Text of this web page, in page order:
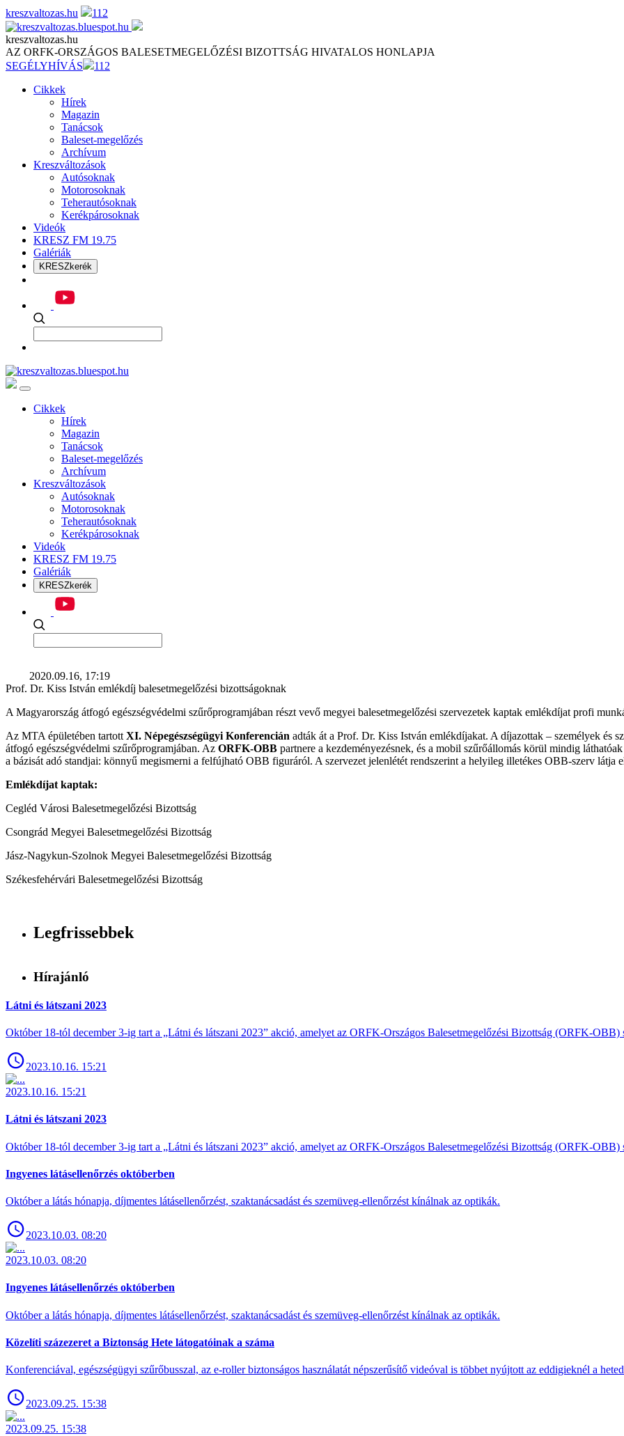
Skip
to
content
kreszvaltozas.hu 112
kreszvaltozas.hu
AZ ORFK-ORSZÁGOS BALESETMEGELŐZÉSI BIZOTTSÁG HIVATALOS HONLAPJA
SEGÉLYHÍVÁS
112
Cikkek
Hírek
Magazin
Tanácsok
Baleset-megelőzés
Archívum
Kreszváltozások
Autósoknak
Motorosoknak
Teherautósoknak
Kerékpárosoknak
Videók
KRESZ FM 19.75
Galériák
KRESZkerék
Cikkek
Hírek
Magazin
Tanácsok
Baleset-megelőzés
Archívum
Kreszváltozások
Autósoknak
Motorosoknak
Teherautósoknak
Kerékpárosoknak
Videók
KRESZ FM 19.75
Galériák
KRESZkerék
2020.09.16, 17:19
Prof. Dr. Kiss István emlékdíj balesetmegelőzési bizottságoknak
A Magyarország átfogó egészségvédelmi szűrőprogramjában részt vevő megyei balesetmegelőzési szervezetek kaptak emlékdíjat profi
Az MTA épületében tartott XI. Népegészségügyi Konferencián adták át a Prof. Dr. Kiss István emlékdíjakat. A díjazottak – személyek és
átfogó egészségvédelmi szűrőprogramjában. Az ORFK-OBB partnere a kezdeményezésnek, és a mobil szűrőállomás körül mindig
a bázisát adó standjai: könnyű megismerni a felfújható OBB figuráról. A szervezet jelenlétét rendszerint a helyileg illetékes OBB-szerv látja
Emlékdíjat kaptak:
Cegléd Városi Balesetmegelőzési Bizottság
Csongrád Megyei Balesetmegelőzési Bizottság
Jász-Nagykun-Szolnok Megyei Balesetmegelőzési Bizottság
Székesfehérvári Balesetmegelőzési Bizottság
Legfrissebbek
Hírajánló
Látni és látszani 2023
Október 18-tól december 3-ig tart a „Látni és látszani 2023” akció, amelyet az ORFK-Országos Balesetmegelőzési Bizottság (ORFK-OBB)
2023.10.16. 15:21
2023.10.16. 15:21
Látni és látszani 2023
Október 18-tól december 3-ig tart a „Látni és látszani 2023” akció, amelyet az ORFK-Országos Balesetmegelőzési Bizottság (ORFK-OBB)
Ingyenes látásellenőrzés októberben
Október a látás hónapja, díjmentes látásellenőrzést, szaktanácsadást és szemüveg-ellenőrzést kínálnak az optikák.
2023.10.03. 08:20
2023.10.03. 08:20
Ingyenes látásellenőrzés októberben
Október a látás hónapja, díjmentes látásellenőrzést, szaktanácsadást és szemüveg-ellenőrzést kínálnak az optikák.
Közelíti százezeret a Biztonság Hete látogatóinak a száma
Konferenciával, egészségügyi szűrőbusszal, az e-roller biztonságos használatát népszerűsítő videóval is többet nyújtott az eddigieknél a
2023.09.25. 15:38
2023.09.25. 15:38